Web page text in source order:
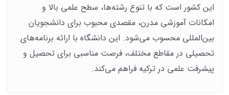
این کشور است که با تنوع رشته‌ها، سطح علمی بالا و
امکانات آموزشی مدرن، مقصدی محبوب برای دانشجویان
بین‌المللی محسوب می‌شود. این دانشگاه با ارائه برنامه‌های
تحصیلی در مقاطع مختلف، فرصت مناسبی برای تحصیل و
پیشرفت علمی در ترکیه فراهم می‌کند.